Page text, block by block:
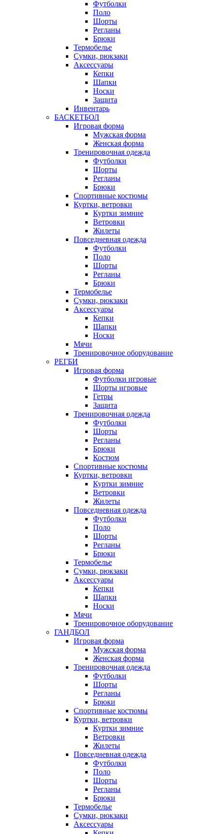
Футболки
Поло
Шорты
Регланы
Брюки
Термобелье
Сумки, рюкзаки
Аксессуары
Кепки
Шапки
Носки
Защита
Инвентарь
БАСКЕТБОЛ
Игровая форма
Мужская форма
Женская форма
Тренировочная одежда
Футболки
Шорты
Регланы
Брюки
Спортивные костюмы
Куртки, ветровки
Куртки зимние
Ветровки
Жилеты
Повседневная одежда
Футболки
Поло
Шорты
Регланы
Брюки
Термобелье
Сумки, рюкзаки
Аксессуары
Кепки
Шапки
Носки
Мячи
Тренировочное оборудование
РЕГБИ
Игровая форма
Футболки игровые
Шорты игровые
Гетры
Защита
Тренировочная одежда
Футболки
Шорты
Регланы
Брюки
Костюм
Спортивные костюмы
Куртки, ветровки
Куртки зимние
Ветровки
Жилеты
Повседневная одежда
Футболки
Поло
Шорты
Регланы
Брюки
Термобелье
Сумки, рюкзаки
Аксессуары
Кепки
Шапки
Носки
Мячи
Тренировочное оборудование
ГАНДБОЛ
Игровая форма
Мужская форма
Женская форма
Тренировочная одежда
Футболки
Шорты
Регланы
Брюки
Спортивные костюмы
Куртки, ветровки
Куртки зимние
Ветровки
Жилеты
Повседневная одежда
Футболки
Поло
Шорты
Регланы
Брюки
Термобелье
Сумки, рюкзаки
Аксессуары